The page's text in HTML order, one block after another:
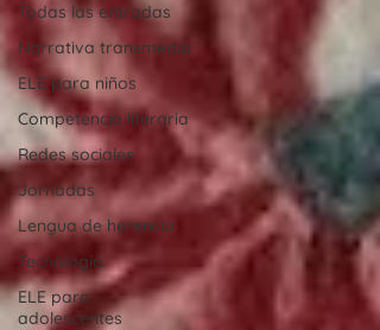
Todas las entradas
Narrativa transmedia
ELE para niños
Competencia literaria
Redes sociales
Jornadas
Lengua de herencia
Tecnología
ELE para
adolescentes